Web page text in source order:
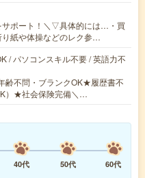
サポート！＼▽具体的には…・買
紙や体操などのレク参…
/ パソコンスキル不要 / 英語力不
齢不問・ブランクOK★履歴書不
）★社会保険完備＼…
40代 50代
60代